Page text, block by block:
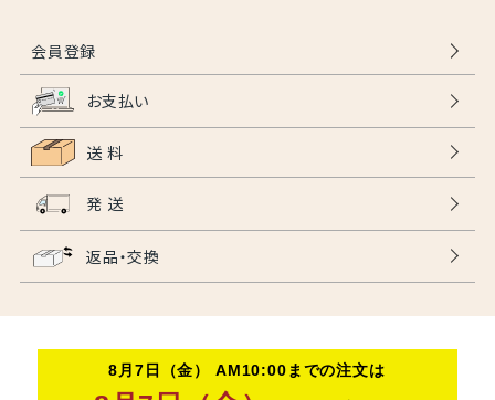
会員登録
お支払い
送 料
発 送
返品・交換